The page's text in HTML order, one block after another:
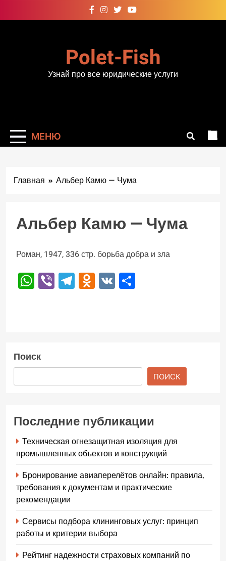
к
Polet-Fish
Узнай про все юридические услуги
МЕНЮ
Главная Альбер Камю — Чума
Альбер Камю — Чума
Роман, 1947, 336 стр. борьба добра и зла
WhatsApp
ViberTelegram
Odnoklassniki
VK
Поиск
ПОИСК
Последние публикации
Техническая огнезащитная изоляция для
промышленных объектов и конструкций
Бронирование авиаперелётов онлайн: правила,
требования к документам и практические
рекомендации
Сервисы подбора клининговых услуг: принцип
работы и критерии выбора
Рейтинг надежности страховых компаний по